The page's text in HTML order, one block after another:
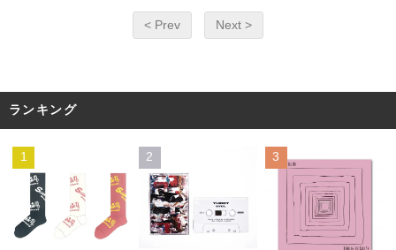
< Prev Next >
ランキング
1 2 3